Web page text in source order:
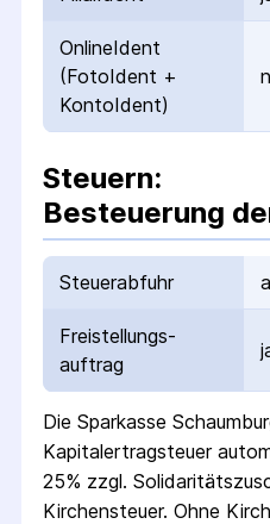
OnlineIdent
(FotoIdent +
KontoIdent)
Steuern:
Besteuerung
Steuerabfuhr
Freistellungs­
auftrag
Die Sparkasse
Kapital­ertrag­steuer
25% zzgl.
Kirchensteuer. Ohne